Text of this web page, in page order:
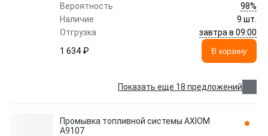
Вероятность
98%
Наличие
9 шт.
Отгрузка
завтра в 09:00
1 634 ₽
В корзину
Показать еще 18 предложений
Промывка топливной системы AXIOM
A9107